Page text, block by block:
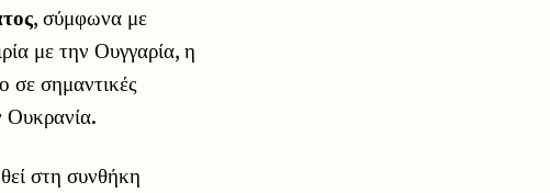
, σύμφωνα με
με την Ουγγαρία, η
σημαντικές
Ουκρανία.
στη συνθήκη